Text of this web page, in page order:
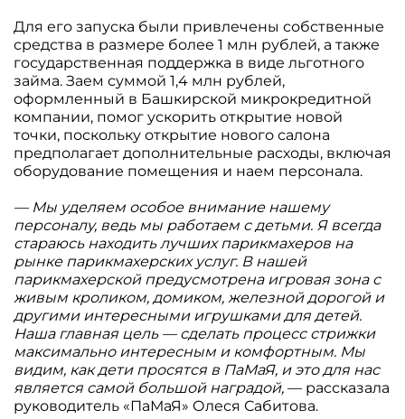
Для его запуска были привлечены собственные
средства в размере более 1 млн рублей, а также
государственная поддержка в виде льготного
займа. Заем суммой 1,4 млн рублей,
оформленный в Башкирской микрокредитной
компании, помог ускорить открытие новой
точки, поскольку открытие нового салона
предполагает дополнительные расходы, включая
оборудование помещения и наем персонала.
— Мы уделяем особое внимание нашему
персоналу, ведь мы работаем с детьми. Я всегда
стараюсь находить лучших парикмахеров на
рынке парикмахерских услуг. В нашей
парикмахерской предусмотрена игровая зона с
живым кроликом, домиком, железной дорогой и
другими интересными игрушками для детей.
Наша главная цель — сделать процесс стрижки
максимально интересным и комфортным. Мы
видим, как дети просятся в ПаМаЯ, и это для нас
является самой большой наградой, — рассказала
руководитель «ПаМаЯ» Олеся Сабитова.